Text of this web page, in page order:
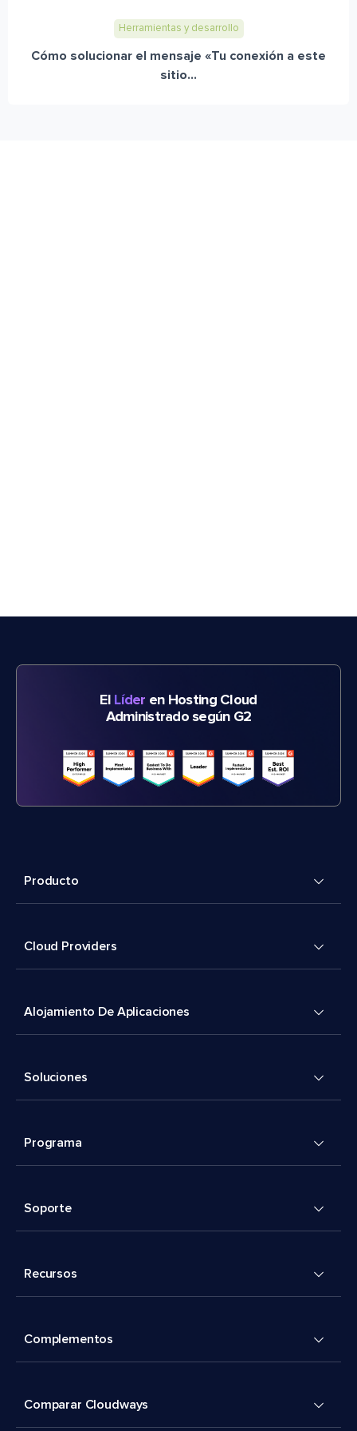
Herramientas y desarrollo
Cómo solucionar el mensaje «Tu conexión a este
sitio...
El Líder en Hosting Cloud
Administrado según G2
Producto
Cloud Providers
Alojamiento De Aplicaciones
Soluciones
Programa
Soporte
Recursos
Complementos
Comparar Cloudways